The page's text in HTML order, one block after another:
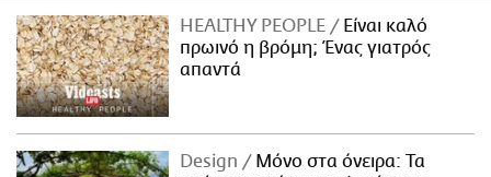
HEALTHY PEOPLE
Είναι καλό
πρωινό η βρόμη; Ένας γιατρός
απαντά
Design
Μόνο στα όνειρα: Τα